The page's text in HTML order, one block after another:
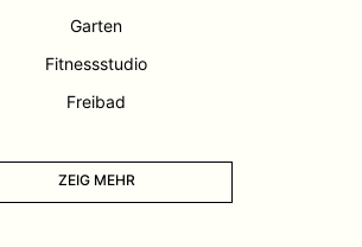
Garten
Fitnessstudio
Freibad
ZEIG MEHR